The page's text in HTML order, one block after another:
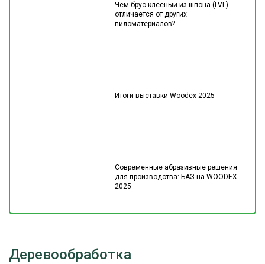
Чем брус клеёный из шпона (LVL)
отличается от других
пиломатериалов?
Итоги выставки Woodex 2025
Современные абразивные решения
для производства: БАЗ на WOODEX
2025
Деревообработка